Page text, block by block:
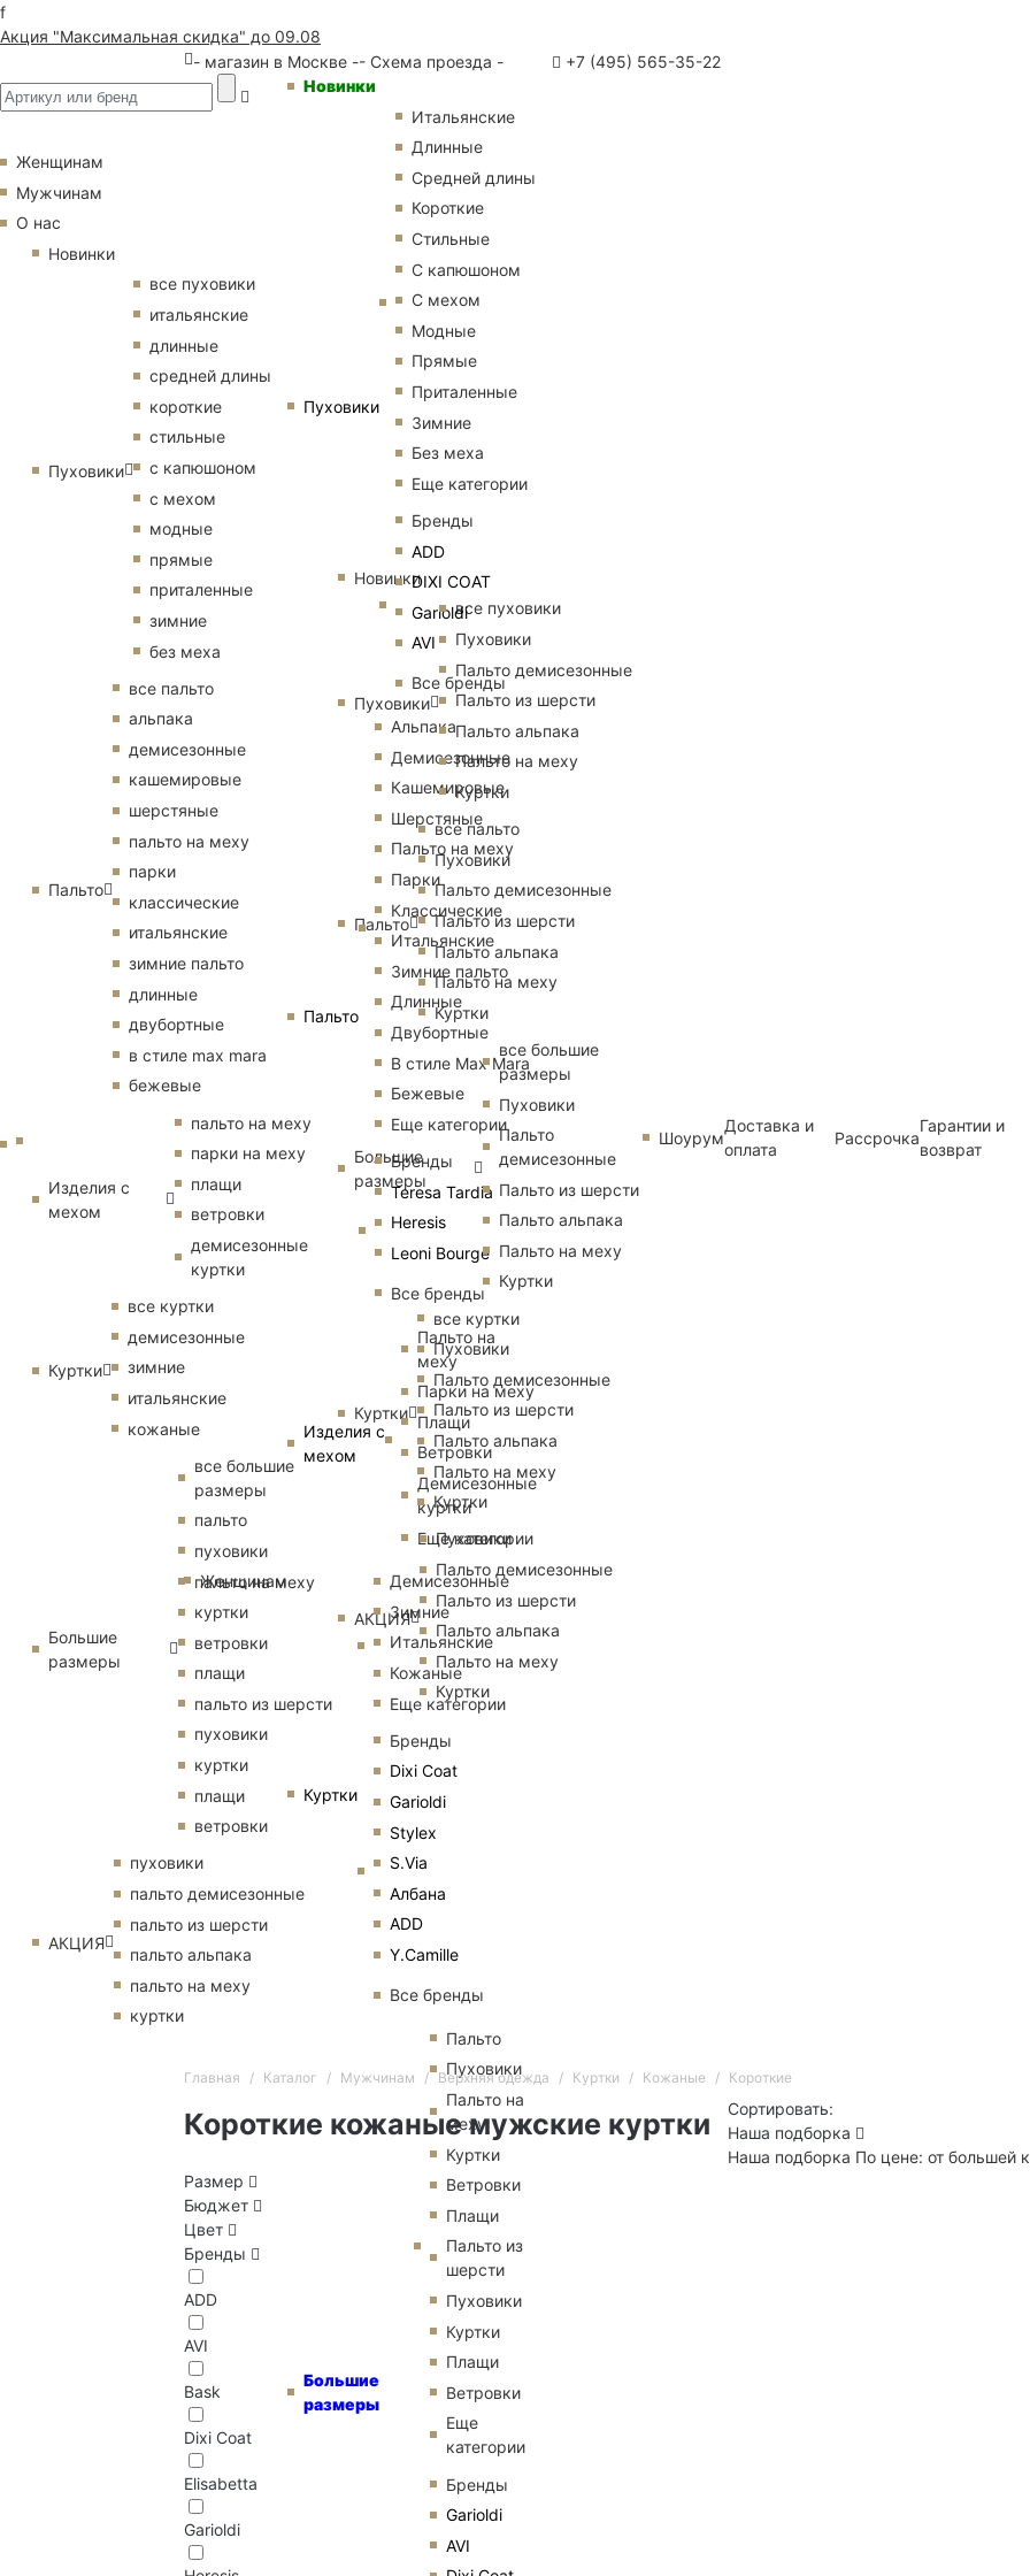
f
Акция "Максимальная скидка" до 09.08
- магазин в Москве -- Схема проезда - +7 (495) 565-35-22
Женщинам
Новинки
Пуховики
Итальянские
Длинные
Средней длины
Короткие
Стильные
С капюшоном
С мехом
Модные
Прямые
Приталенные
Зимние
Без меха
Еще категории
Бренды
ADD
DIXI COAT
Garioldi
AVI
Все бренды
Пальто
Альпака
Демисезонные
Кашемировые
Шерстяные
Пальто на меху
Парки
Классические
Итальянские
Зимние пальто
Длинные
Двубортные
В стиле Max Mara
Бежевые
Еще категории
Бренды
Teresa Tardia
Heresis
Leoni Bourge
Все бренды
Изделия с
мехом
Пальто на
меху
Парки на меху
Плащи
Ветровки
Демисезонные
куртки
Еще категории
Куртки
Демисезонные
Зимние
Итальянские
Кожаные
Еще категории
Бренды
Dixi Coat
Garioldi
Stylex
S.Via
Албана
ADD
Y.Camille
Все бренды
Большие
размеры
Пальто
Пуховики
Пальто на
меху
Куртки
Ветровки
Плащи
Пальто из
шерсти
Пуховики
Куртки
Плащи
Ветровки
Еще
категории
Бренды
Garioldi
AVI
Женщинам
Мужчинам
О нас
Новинки
Пуховики
все пуховики
итальянские
длинные
средней длины
короткие
стильные
с капюшоном
с мехом
модные
прямые
приталенные
зимние
без меха
Пальто
все пальто
альпака
демисезонные
кашемировые
шерстяные
пальто на меху
парки
классические
итальянские
зимние пальто
длинные
двубортные
в стиле max mara
бежевые
Изделия с
мехом
пальто на меху
парки на меху
плащи
ветровки
демисезонные
куртки
Куртки
все куртки
демисезонные
зимние
итальянские
кожаные
Большие
размеры
все большие
размеры
пальто
пуховики
пальто на меху
куртки
ветровки
плащи
пальто из шерсти
пуховики
куртки
плащи
ветровки
АКЦИЯ
пуховики
пальто демисезонные
пальто из шерсти
пальто альпака
пальто на меху
куртки
Новинки
Пуховики
все пуховики
Пуховики
Пальто демисезонные
Пальто из шерсти
Пальто альпака
Пальто на меху
Куртки
Пальто
все пальто
Пуховики
Пальто демисезонные
Пальто из шерсти
Пальто альпака
Пальто на меху
Куртки
Большие
размеры
все большие
размеры
Пуховики
Пальто
демисезонные
Пальто из шерсти
Пальто альпака
Пальто на меху
Куртки
Куртки
все куртки
Пуховики
Пальто демисезонные
Пальто из шерсти
Пальто альпака
Пальто на меху
Куртки
АКЦИЯ
Пуховики
Пальто демисезонные
Пальто из шерсти
Пальто альпака
Пальто на меху
Куртки
Шоурум
Доставка и
оплата
Рассрочка
Гарантии и
возврат
Главная Каталог Мужчинам Верхняя одежда Куртки Кожаные Короткие
Короткие кожаные мужские куртки
Сортировать:
Наша подборка
Наша подборка По цене: от большей
Размер
Бюджет
Цвет
Бренды
ADD
AVI
Bask
Dixi Coat
Elisabetta
Garioldi